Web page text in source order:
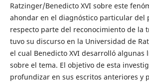
Ratzinger/Benedicto XVI sobre este
ahondar en el diagnóstico particular del
respecto parte del reconocimiento de la
tuvo su discurso en la Universidad de
el cual Benedicto XVI desarrolló algunas
sobre el tema. El objetivo de esta
profundizar en sus escritos anteriores y